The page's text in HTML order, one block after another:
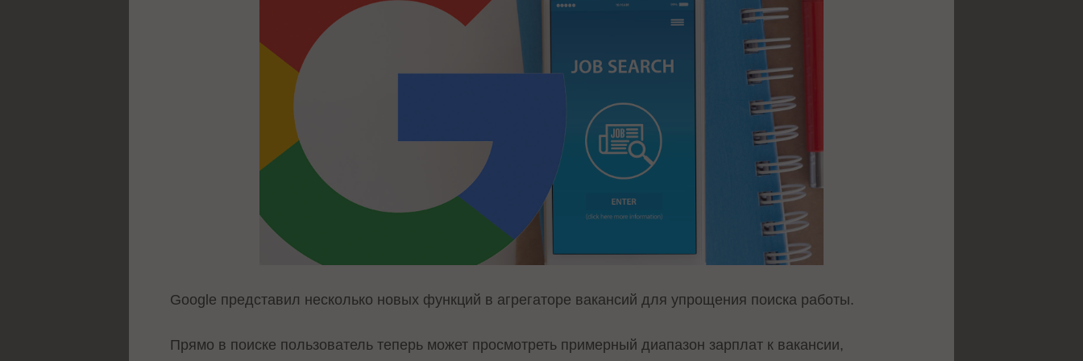
Google представил несколько новых функций в агрегаторе вакансий для упрощения поиска работы.
Прямо в поиске пользователь теперь может просмотреть примерный диапазон зарплат к вакансии,